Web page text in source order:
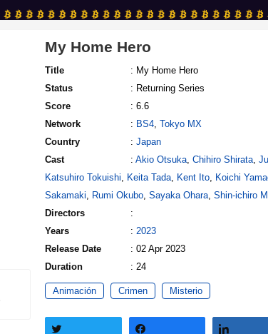
My Home Hero
Title
: My Home Hero
Status
: Returning Series
Score
: 6.6
Network
: BS4, Tokyo MX
Country
: Japan
Cast
: Akio Otsuka, Chihiro Shirata,
Katsuhiro Tokuishi, Keita Tada, Kent Ito, Koichi
Sakamaki, Rumi Okubo, Sayaka Ohara, Shin-ichiro
Directors
:
Years
: 2023
Release Date
: 02 Apr 2023
Duration
: 24
Animación Crimen Misterio